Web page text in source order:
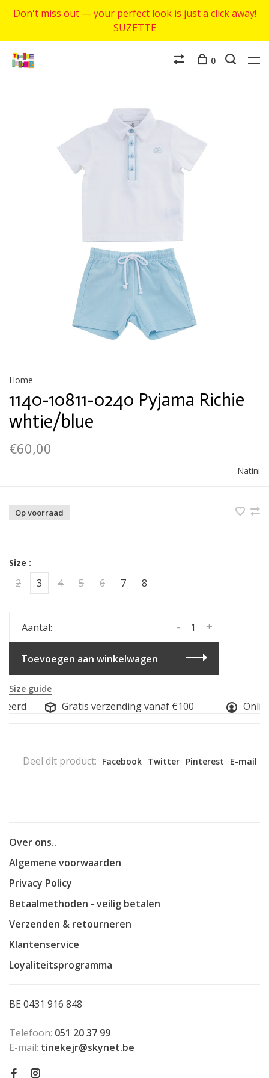
Don't miss out — your perfect look is just a click away!
SUZETTE
0
Home
1140-10811-0240 Pyjama Richie
whtie/blue
€60,00
Natini
Op voorraad
Size :
2 3 4 5 6 7 8
Aantal: +
-
Toevoegen aan winkelwagen
Size guide
Gratis verzending vanaf €100
Deel dit product: Facebook Twitter Pinterest E-mail
Over ons..
Algemene voorwaarden
Privacy Policy
Betaalmethoden - veilig betalen
Verzenden & retourneren
Klantenservice
Loyaliteitsprogramma
BE 0431 916 848
Telefoon: 051 20 37 99
E-mail: tinekejr@skynet.be